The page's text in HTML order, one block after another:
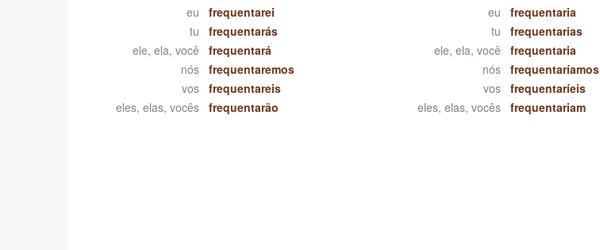
eu
frequentarei
tu
frequentarás
ele, ela, você
frequentará
nós
frequentaremos
vos
frequentareis
eles, elas, vocês
frequentarão
eu
frequentaria
tu
frequentarias
ele, ela, você
frequentaria
nós
frequentaríamos
vos
frequentaríeis
eles, elas, vocês
frequentariam